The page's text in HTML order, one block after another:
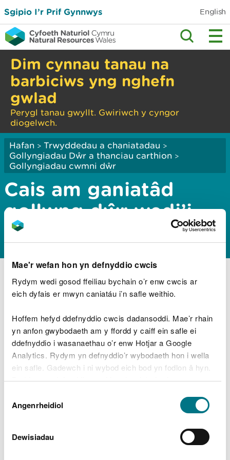
Mae'r wefan hon yn defnyddio cwcis
Rydym wedi gosod ffeiliau bychain o’r enw cwcis ar
eich dyfais er mwyn caniatáu i’n safle weithio.
Hoffem hefyd ddefnyddio cwcis dadansoddi. Mae’r rhain
yn anfon gwybodaeth am y ffordd y caiff ein safle ei
ddefnyddio i wasanaethau o’r enw Hotjar a Google
Analytics. Rydym yn defnyddio’r wybodaeth hon i wella
ein safle. Gadewch i ni wybod eich bod yn fodlon â hyn.
Byddwn yn defnyddio cwci i gadw eich dewis.
Gellirdarllen mwy am ein cwcis cyn i chi ddewis.
Caniatâd
Angenrheidiol
Dewisiadau
Sgipio I’r Prif Gynnwys English
Dim cynnau tanau na
barbiciws yng nghefn
gwlad
Perygl tanau gwyllt. Gwiriwch y cyngor
diogelwch.
Hafan > Trwyddedau a chaniatadau >
Gollyngiadau Dŵr a thanciau carthion >
Gollyngiadau cwmni dŵr
Cais am ganiatâd
gollwng dŵr wedi’i
gwblhau
BETA: Mae hwn yn wasanaeth newydd
—rhowch adborth i'n helpu i'w wella
Rydym wedi cael eich cais am ganiatâd o dan
Ddeddf y Diwydiant Dŵr.
Os rhoddir caniatâd rhaid i chi roi gwybod i ni 48
awr cyn i'r gollyngiad ddigwydd.
Sut i dalu
Os ydych wedi gofyn am alwad yn ôl, byddwn yn